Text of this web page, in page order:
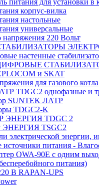
питания для установки
корпус-вилка
настольные
универсальные
напряжения 220 Вольт
настенные
и SKAT
для газового котла
TDGC2 однофазные и
SUNTEK ЛАТР
TDGC2-K
ЭНЕРГИЯ TDGC 2
ЭНЕРГИЯ TSGC2
электрической энергии,
питания -
OWA-90E с одним
питания)
В RAPAN-UPS